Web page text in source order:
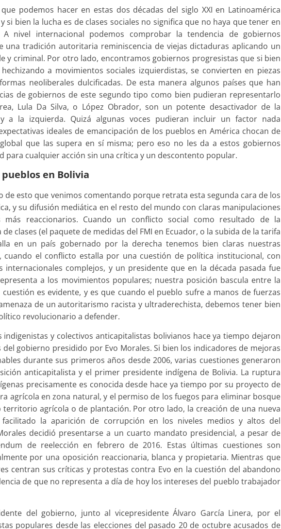
podemos hacer en estas dos décadas del siglo XXI en Latinoamérica
si bien la lucha es de clases sociales no significa que no haya que tener en
A nivel internacional podemos comprobar la tendencia de gobiernos
una tradición autoritaria reminiscencia de viejas dictaduras aplicando un
y criminal. Por otro lado, encontramos gobiernos progresistas que si bien
a movimientos sociales izquierdistas, se convierten en piezas
neoliberales dulcificadas. De esta manera algunos países que han
de gobiernos de este segundo tipo como bien pudieran representarlo
Lula Da Silva, o López Obrador, son un potente desactivador de la
a la izquierda. Quizá algunas voces pudieran incluir un factor nada
ideales de emancipación de los pueblos en América chocan de
que las supera en sí misma; pero eso no les da a estos gobiernos
para cualquier acción sin una crítica y un descontento popular.
en Bolivia
de esto que venimos comentando porque retrata esta segunda cara de los
y su difusión mediática en el resto del mundo con claras manipulaciones
reaccionarios. Cuando un conflicto social como resultado de la
clases (el paquete de medidas del FMI en Ecuador, o la subida de la tarifa
en un país gobernado por la derecha tenemos bien claras nuestras
cuando el conflicto estalla por una cuestión de política institucional, con
internacionales complejos, y un presidente que en la década pasada fue
a los movimientos populares; nuestra posición bascula entre la
es evidente, y es que cuando el pueblo sufre a manos de fuerzas
de un autoritarismo racista y ultraderechista, debemos tener bien
revolucionario a defender.
indigenistas y colectivos anticapitalistas bolivianos hace ya tiempo dejaron
gobierno presidido por Evo Morales. Si bien los indicadores de mejoras
durante sus primeros años desde 2006, varias cuestiones generaron
anticapitalista y el primer presidente indígena de Bolivia. La ruptura
precisamente es conocida desde hace ya tiempo por su proyecto de
agrícola en zona natural, y el permiso de los fuegos para eliminar bosque
agrícola o de plantación. Por otro lado, la creación de una nueva
la aparición de corrupción en los niveles medios y altos del
decidió presentarse a un cuarto mandato presidencial, a pesar de
de reelección en febrero de 2016. Estas últimas cuestiones son
por una oposición reaccionaria, blanca y propietaria. Mientras que
centran sus críticas y protestas contra Evo en la cuestión del abandono
de que no representa a día de hoy los intereses del pueblo trabajador
del gobierno, junto al vicepresidente Álvaro García Linera, por el
populares desde las elecciones del pasado 20 de octubre acusados de